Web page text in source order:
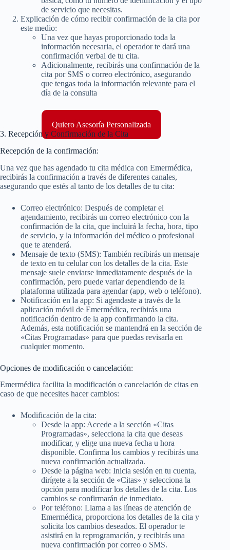
de servicio que necesitas.
Explicación de cómo recibir confirmación de la cita por
este medio:
Una vez que hayas proporcionado toda la
información necesaria, el operador te dará una
confirmación verbal de tu cita.
Adicionalmente, recibirás una confirmación de la
cita por SMS o correo electrónico, asegurando
que tengas toda la información relevante para el
día de la consulta​
Quiero Asesoría Personalizada
3. Recepción y Confirmación de la Cita
Recepción de la confirmación:
Una vez que has agendado tu cita médica con Emermédica,
recibirás la confirmación a través de diferentes canales,
asegurando que estés al tanto de los detalles de tu cita:
Correo electrónico: Después de completar el
agendamiento, recibirás un correo electrónico con la
confirmación de la cita, que incluirá la fecha, hora, tipo
de servicio, y la información del médico o profesional
que te atenderá.
Mensaje de texto (SMS): También recibirás un mensaje
de texto en tu celular con los detalles de la cita. Este
mensaje suele enviarse inmediatamente después de la
confirmación, pero puede variar dependiendo de la
plataforma utilizada para agendar (app, web o teléfono).
Notificación en la app: Si agendaste a través de la
aplicación móvil de Emermédica, recibirás una
notificación dentro de la app confirmando la cita.
Además, esta notificación se mantendrá en la sección de
«Citas Programadas» para que puedas revisarla en
cualquier momento.
Opciones de modificación o cancelación:
Emermédica facilita la modificación o cancelación de citas en
caso de que necesites hacer cambios:
Modificación de la cita:
Desde la app: Accede a la sección «Citas
Programadas», selecciona la cita que deseas
modificar, y elige una nueva fecha u hora
disponible. Confirma los cambios y recibirás una
nueva confirmación actualizada.
Desde la página web: Inicia sesión en tu cuenta,
dirígete a la sección de «Citas» y selecciona la
opción para modificar los detalles de la cita. Los
cambios se confirmarán de inmediato.
Por teléfono: Llama a las líneas de atención de
Emermédica, proporciona los detalles de la cita y
solicita los cambios deseados. El operador te
asistirá en la reprogramación, y recibirás una
nueva confirmación por correo o SMS.